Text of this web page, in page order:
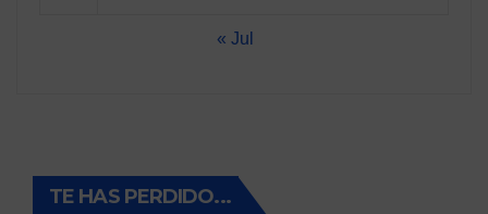
« Jul
TE HAS PERDIDO...